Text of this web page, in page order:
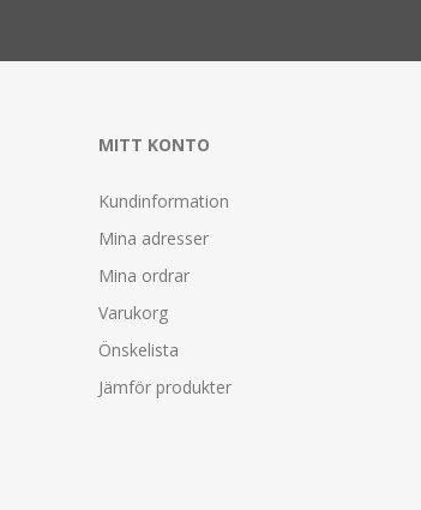
MITT KONTO
Kundinformation
Mina adresser
Mina ordrar
Varukorg
Önskelista
Jämför produkter